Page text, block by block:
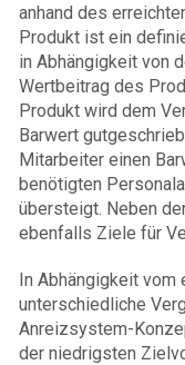
anhand des
Produkt ist ein
in Abhängigkeit von
Wertbeitrag des
Produkt wird dem
Barwert
Mitarbeiter einen
benötigten
übersteigt. Neben
ebenfalls Ziele für
In Abhängigkeit vom
unterschiedliche
Anreizsystem-
der niedrigsten